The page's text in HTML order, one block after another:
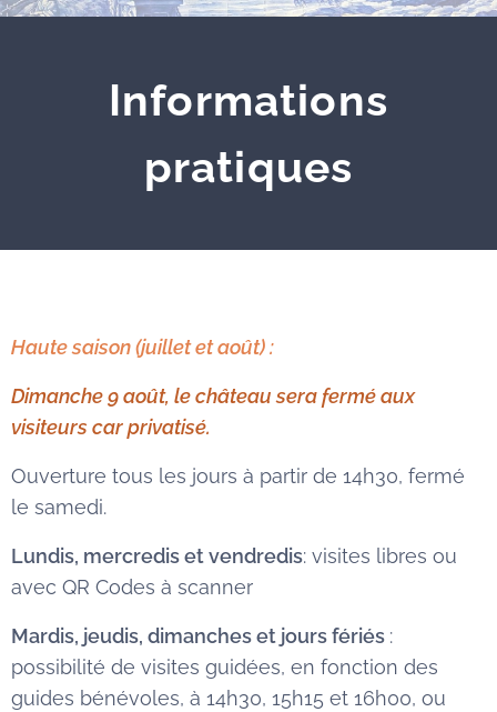
Informations
pratiques
Haute saison (juillet et août) :
Dimanche 9 août, le château sera fermé aux
visiteurs car privatisé.
Ouverture tous les jours à partir de 14h30, fermé
le samedi.
Lundis, mercredis et vendredis: visites libres ou
avec QR Codes à scanner
Mardis, jeudis, dimanches et jours fériés :
possibilité de visites guidées, en fonction des
guides bénévoles, à 14h30, 15h15 et 16h00, ou